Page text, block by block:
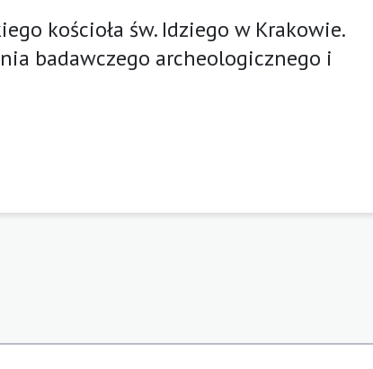
kościoła św. Idziego w Krakowie.
badawczego archeologicznego i